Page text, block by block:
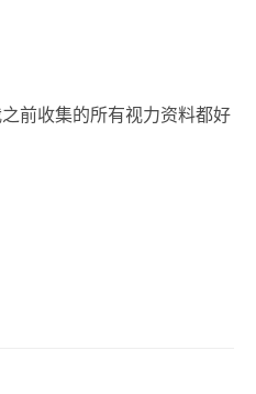
前收集的所有视力资料都好